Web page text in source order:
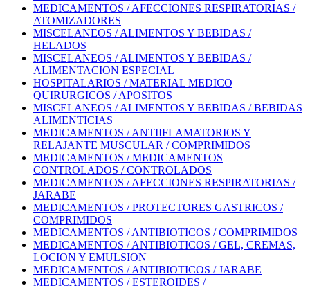
MEDICAMENTOS / AFECCIONES RESPIRATORIAS /
ATOMIZADORES
MISCELANEOS / ALIMENTOS Y BEBIDAS /
HELADOS
MISCELANEOS / ALIMENTOS Y BEBIDAS /
ALIMENTACION ESPECIAL
HOSPITALARIOS / MATERIAL MEDICO
QUIRURGICOS / APOSITOS
MISCELANEOS / ALIMENTOS Y BEBIDAS / BEBIDAS
ALIMENTICIAS
MEDICAMENTOS / ANTIIFLAMATORIOS Y
RELAJANTE MUSCULAR / COMPRIMIDOS
MEDICAMENTOS / MEDICAMENTOS
CONTROLADOS / CONTROLADOS
MEDICAMENTOS / AFECCIONES RESPIRATORIAS /
JARABE
MEDICAMENTOS / PROTECTORES GASTRICOS /
COMPRIMIDOS
MEDICAMENTOS / ANTIBIOTICOS / COMPRIMIDOS
MEDICAMENTOS / ANTIBIOTICOS / GEL, CREMAS,
LOCION Y EMULSION
MEDICAMENTOS / ANTIBIOTICOS / JARABE
MEDICAMENTOS / ESTEROIDES /